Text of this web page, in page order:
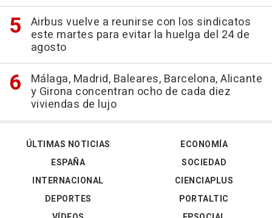
Airbus vuelve a reunirse con los sindicatos
este martes para evitar la huelga del 24 de
agosto
Málaga, Madrid, Baleares, Barcelona, Alicante
y Girona concentran ocho de cada diez
viviendas de lujo
ÚLTIMAS NOTICIAS
ESPAÑA
INTERNACIONAL
DEPORTES
ECONOMÍA
SOCIEDAD
CIENCIAPLUS
PORTALTIC